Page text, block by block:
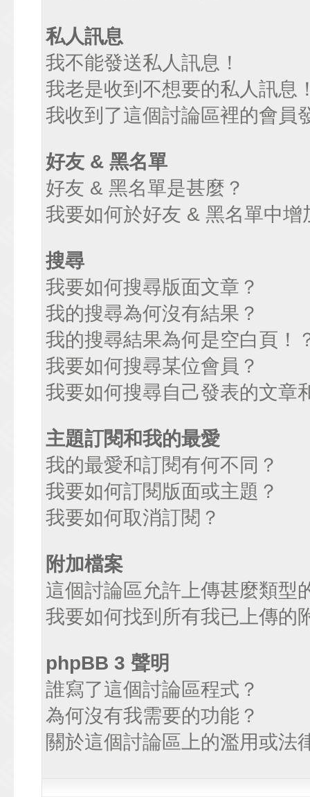
私人訊息
我不能發送私人訊息！
我老是收到不想要的私人訊息
我收到了這個討論區裡的會員
好友 & 黑名單
好友 & 黑名單是甚麼？
我要如何於好友 & 黑名單中增
搜尋
我要如何搜尋版面文章？
我的搜尋為何沒有結果？
我的搜尋結果為何是空白頁！
我要如何搜尋某位會員？
我要如何搜尋自己發表的文章
主題訂閱和我的最愛
我的最愛和訂閱有何不同？
我要如何訂閱版面或主題？
我要如何取消訂閱？
附加檔案
這個討論區允許上傳甚麼類型
我要如何找到所有我已上傳的
phpBB 3 聲明
誰寫了這個討論區程式？
為何沒有我需要的功能？
關於這個討論區上的濫用或法